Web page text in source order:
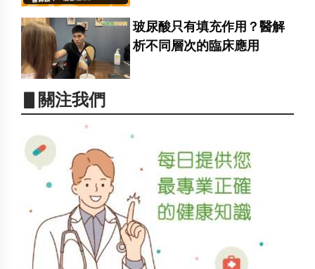
玻尿酸只有填充作用？醫解
析不同層次的臨床應用
▋關注我們